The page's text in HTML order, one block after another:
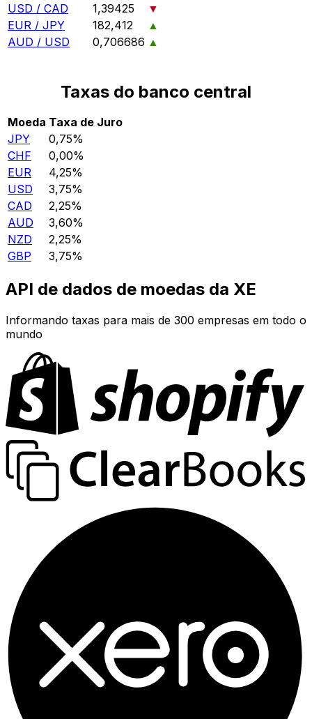
USD / CAD
1,39425
▼
EUR / JPY
182,412
▲
AUD / USD
0,706686 ▲
Taxas do banco central
Moeda Taxa de Juro
JPY
0,75%
CHF
0,00%
EUR
4,25%
USD
3,75%
CAD
2,25%
AUD
3,60%
NZD
2,25%
GBP
3,75%
API de dados de moedas da XE
Informando taxas para mais de 300 empresas em todo o
mundo